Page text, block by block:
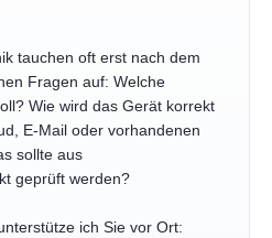
tauchen oft erst nach dem
Fragen auf: Welche
Wie wird das Gerät korrekt
E-Mail oder vorhandenen
sollte aus
geprüft werden?
ich Sie vor Ort: